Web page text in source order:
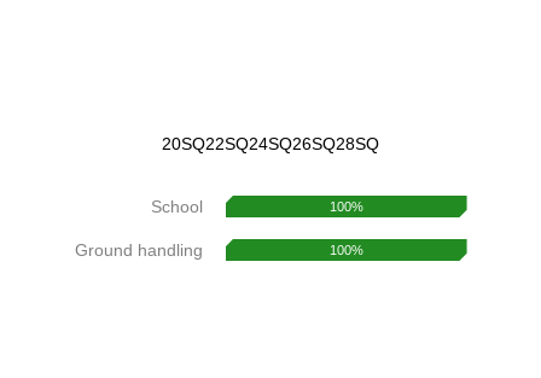
20SQ22SQ24SQ26SQ28SQ
School 100%
Ground handling 100%